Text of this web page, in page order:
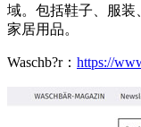
域。包括鞋子、服装
家居用品。
Waschb?r： https://